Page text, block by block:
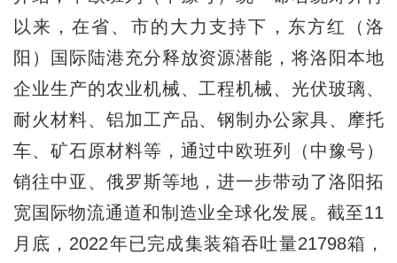
以来，在省、市的大力支持下，东方红（洛
阳）国际陆港充分释放资源潜能，将洛阳本地
企业生产的农业机械、工程机械、光伏玻璃、
耐火材料、铝加工产品、钢制办公家具、摩托
车、矿石原材料等，通过中欧班列（中豫号）
销往中亚、俄罗斯等地，进一步带动了洛阳拓
宽国际物流通道和制造业全球化发展。截至11
月底，2022年已完成集装箱吞吐量21798箱，